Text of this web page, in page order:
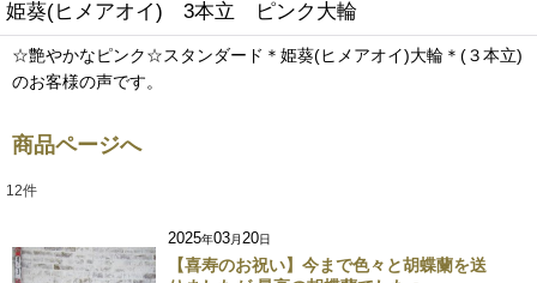
姫葵(ヒメアオイ) 3本立 ピンク大輪
☆艶やかなピンク☆スタンダード＊姫葵(ヒメアオイ)大輪＊(３本立)
のお客様の声です。
商品ページへ
12件
2025年03月 20日
【喜寿のお祝い】今まで色々と胡蝶蘭を送